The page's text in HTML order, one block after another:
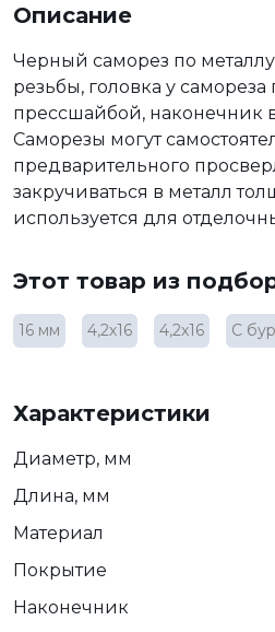
Описание
Черный саморез по
резьбы, головка у
прессшайбой, наконечник
Саморезы могут
предварительного
закручиваться в металл
используется для
Этот товар из
16 мм 4,2х16 4,2х16 С
Характеристики
Диаметр, мм
Длина, мм
Материал
Покрытие
Наконечник